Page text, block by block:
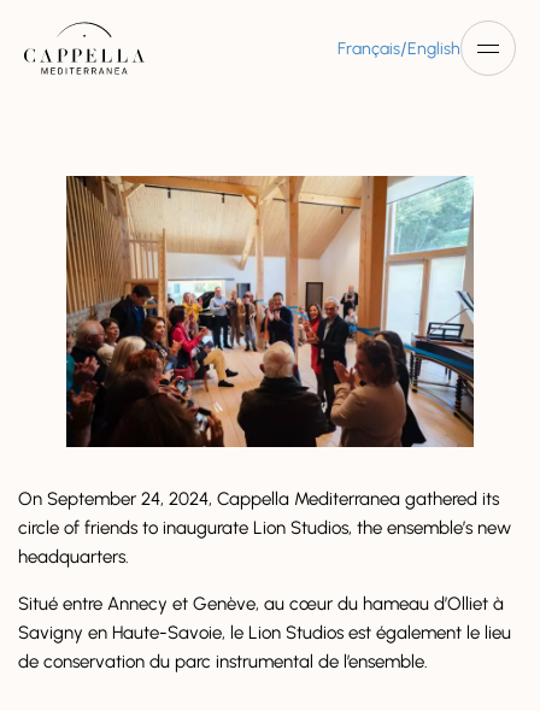
Français/English
On September 24, 2024, Cappella Mediterranea gathered its
circle of friends to inaugurate Lion Studios, the ensemble’s new
headquarters.
Situé entre Annecy et Genève, au cœur du hameau d’Olliet à
Savigny en Haute-Savoie, le Lion Studios est également le lieu
de conservation du parc instrumental de l’ensemble.